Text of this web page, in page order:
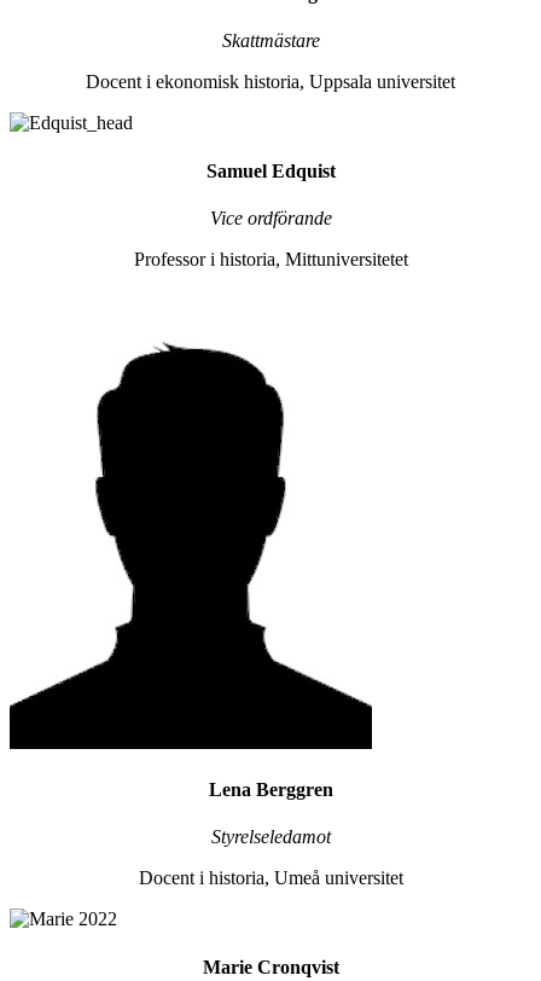
Skattmästare
Docent i ekonomisk historia, Uppsala universitet
Samuel Edquist
Vice ordförande
Professor i historia, Mittuniversitetet
Lena Berggren
Styrelseledamot
Docent i historia, Umeå universitet
Marie Cronqvist